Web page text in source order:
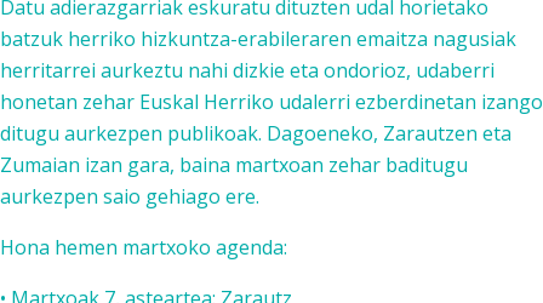
Datu adierazgarriak eskuratu dituzten udal horietako
batzuk herriko hizkuntza-erabileraren emaitza nagusiak
herritarrei aurkeztu nahi dizkie eta ondorioz, udaberri
honetan zehar Euskal Herriko udalerri ezberdinetan izango
ditugu aurkezpen publikoak. Dagoeneko, Zarautzen eta
Zumaian izan gara, baina martxoan zehar baditugu
aurkezpen saio gehiago ere.
Hona hemen martxoko agenda: